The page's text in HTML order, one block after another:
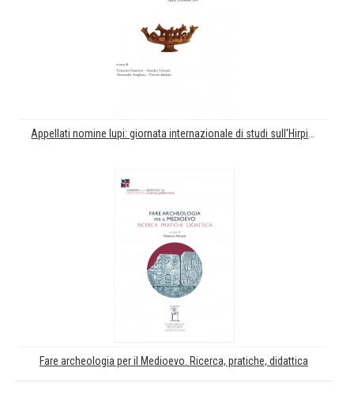
Fare archeologia per il Medioevo. Ricerca, pratiche, didattica